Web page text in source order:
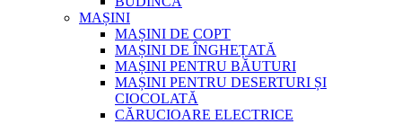
MAȘINI
MAȘINI DE COPT
MAȘINI DE ÎNGHEȚATĂ
MAȘINI PENTRU BĂUTURI
MAȘINI PENTRU DESERTURI ȘI
CIOCOLATĂ
CĂRUCIOARE ELECTRICE